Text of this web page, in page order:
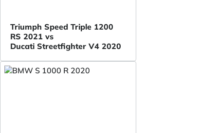
Triumph Speed Triple 1200
RS 2021 vs
Ducati Streetfighter V4 2020